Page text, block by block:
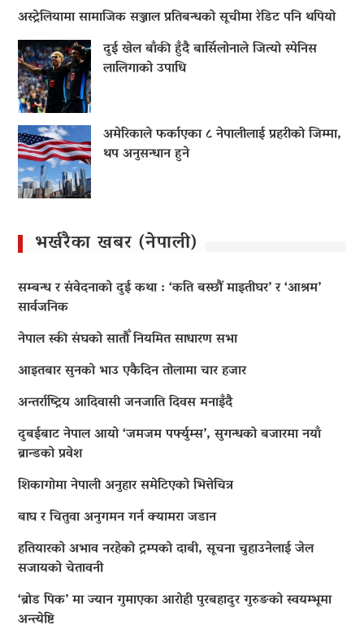
अस्ट्रेलियामा सामाजिक सञ्जाल प्रतिबन्धको सूचीमा रेडिट पनि थपियो
दुई खेल बाँकी हुँदै बार्सिलोनाले जित्यो स्पेनिस
लालिगाको उपाधि
अमेरिकाले फर्काएका ८ नेपालीलाई प्रहरीको जिम्मा,
थप अनुसन्धान हुने
भर्खरैका खबर (नेपाली)
सम्बन्ध र संवेदनाको दुई कथा : ‘कति बस्छौं माइतीघर’ र ‘आश्रम’
सार्वजनिक
नेपाल स्की संघको सातौँ नियमित साधारण सभा
आइतबार सुनको भाउ एकैदिन तोलामा चार हजार
अन्तर्राष्ट्रिय आदिवासी जनजाति दिवस मनाइँदै
दुबईबाट नेपाल आयो ‘जमजम पर्फ्युम्स’, सुगन्धको बजारमा नयाँ
ब्रान्डको प्रवेश
शिकागोमा नेपाली अनुहार समेटिएको भित्तेचित्र
बाघ र चितुवा अनुगमन गर्न क्यामरा जडान
हतियारको अभाव नरहेको ट्रम्पको दाबी, सूचना चुहाउनेलाई जेल
सजायको चेतावनी
‘ब्रोड पिक’ मा ज्यान गुमाएका आराेही पुरबहादुर गुरुङको स्वयम्भूमा
अन्त्येष्टि